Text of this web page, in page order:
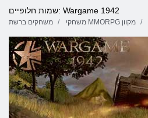
שמות חלופיים: Wargame 1942
משחקים ברשת משחקי MMORPG מקוון